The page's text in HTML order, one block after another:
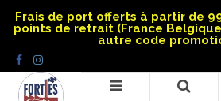
Frais de port offerts à partir de
points de retrait (France
autre code